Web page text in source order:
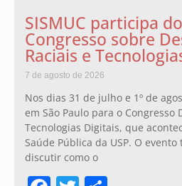
SISMUC participa
Congresso sobre
Raciais e
7 de agosto de 2026
Nos dias 31 de julho e 1º de
em São Paulo para o Congresso
Tecnologias Digitais, que
Saúde Pública da USP. O
discutir como o